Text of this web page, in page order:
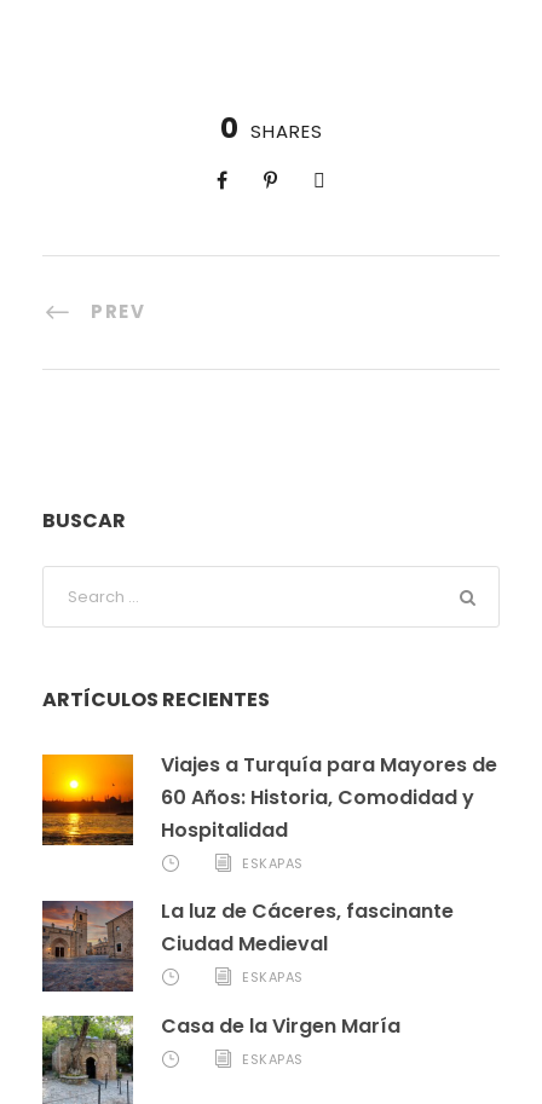
0 SHARES
PREV
BUSCAR
ARTÍCULOS RECIENTES
Viajes a Turquía para Mayores de
60 Años: Historia, Comodidad y
Hospitalidad
ESKAPAS
La luz de Cáceres, fascinante
Ciudad Medieval
ESKAPAS
Casa de la Virgen María
ESKAPAS